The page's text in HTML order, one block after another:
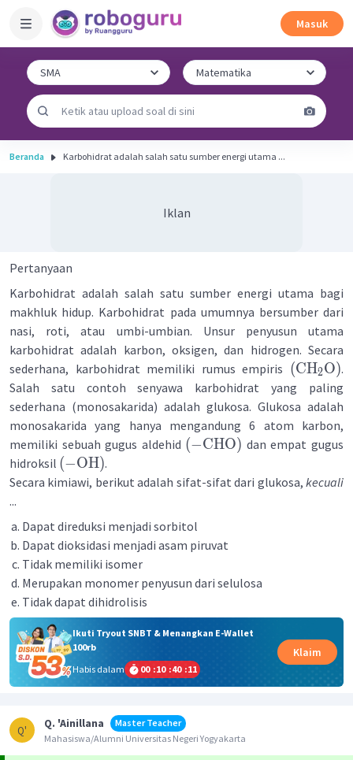
Masuk
Beranda Karbohidrat adalah salah satu sumber energi utama ...
Iklan
Pertanyaan
Karbohidrat adalah salah satu sumber energi utama bagi
makhluk hidup. Karbohidrat pada umumnya bersumber dari
nasi, roti, atau umbi-umbian. Unsur penyusun utama
karbohidrat adalah karbon, oksigen, dan hidrogen. Secara
sederhana, karbohidrat memiliki rumus empiris (CH2O).
Salah satu contoh senyawa karbohidrat yang paling
sederhana (monosakarida) adalah glukosa. Glukosa adalah
monosakarida yang hanya mengandung 6 atom karbon,
memiliki sebuah gugus aldehid (−CHO) dan empat gugus
hidroksil (−OH).
Secara kimiawi, berikut adalah sifat-sifat dari glukosa, kecuali
...
Dapat direduksi menjadi sorbitol
Dapat dioksidasi menjadi asam piruvat
Tidak memiliki isomer
Merupakan monomer penyusun dari selulosa
Tidak dapat dihidrolisis
Ikuti Tryout SNBT & Menangkan E-Wallet
100rb
Habis dalam
00 :10 :40 :11
Klaim
Q'
Q. 'Ainillana
Master Teacher
Mahasiswa/Alumni Universitas Negeri Yogyakarta